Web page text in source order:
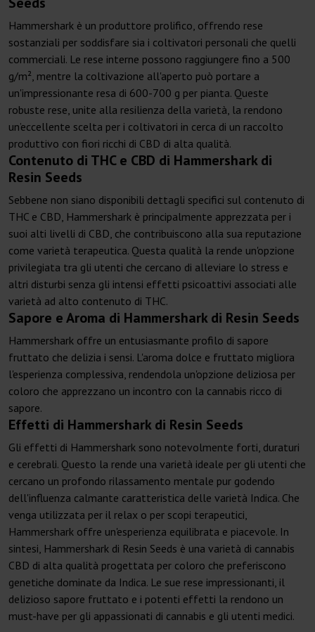
Hammershark è un produttore prolifico, offrendo rese
sostanziali per soddisfare sia i coltivatori personali che quelli
commerciali. Le rese interne possono raggiungere fino a 500
g/m², mentre la coltivazione all'aperto può portare a
un'impressionante resa di 600-700 g per pianta. Queste
robuste rese, unite alla resilienza della varietà, la rendono
un’eccellente scelta per i coltivatori in cerca di un raccolto
produttivo con fiori ricchi di CBD di alta qualità.
Contenuto di THC e CBD di Hammershark di
Resin Seeds
Sebbene non siano disponibili dettagli specifici sul contenuto di
THC e CBD, Hammershark è principalmente apprezzata per i
suoi alti livelli di CBD, che contribuiscono alla sua reputazione
come varietà terapeutica. Questa qualità la rende un'opzione
privilegiata tra gli utenti che cercano di alleviare lo stress e
altri disturbi senza gli intensi effetti psicoattivi associati alle
varietà ad alto contenuto di THC.
Sapore e Aroma di Hammershark di Resin Seeds
Hammershark offre un entusiasmante profilo di sapore
fruttato che delizia i sensi. L'aroma dolce e fruttato migliora
l'esperienza complessiva, rendendola un'opzione deliziosa per
coloro che apprezzano un incontro con la cannabis ricco di
sapore.
Effetti di Hammershark di Resin Seeds
Gli effetti di Hammershark sono notevolmente forti, duraturi
e cerebrali. Questo la rende una varietà ideale per gli utenti che
cercano un profondo rilassamento mentale pur godendo
dell'influenza calmante caratteristica delle varietà Indica. Che
venga utilizzata per il relax o per scopi terapeutici,
Hammershark offre un'esperienza equilibrata e piacevole. In
sintesi, Hammershark di Resin Seeds è una varietà di cannabis
CBD di alta qualità progettata per coloro che preferiscono
genetiche dominate da Indica. Le sue rese impressionanti, il
delizioso sapore fruttato e i potenti effetti la rendono un
must-have per gli appassionati di cannabis e gli utenti medici.